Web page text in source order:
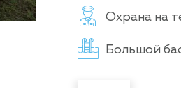
Охрана на
Большой